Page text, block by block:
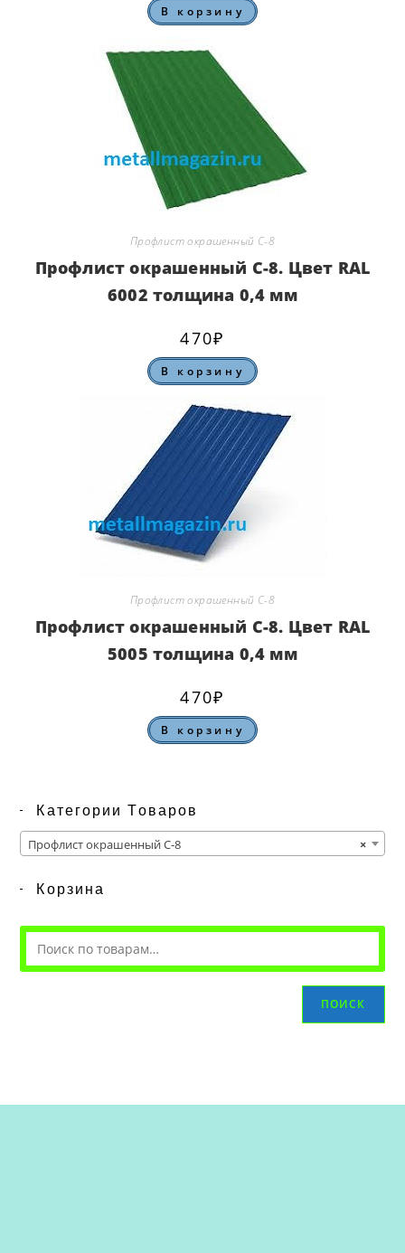
В корзину
Профлист окрашенный С-8
Профлист окрашенный С-8. Цвет RAL
6002 толщина 0,4 мм
470₽
В корзину
Профлист окрашенный С-8
Профлист окрашенный С-8. Цвет RAL
5005 толщина 0,4 мм
470₽
В корзину
Категории Товаров
×
Профлист окрашенный С-8
Корзина
ПОИСК